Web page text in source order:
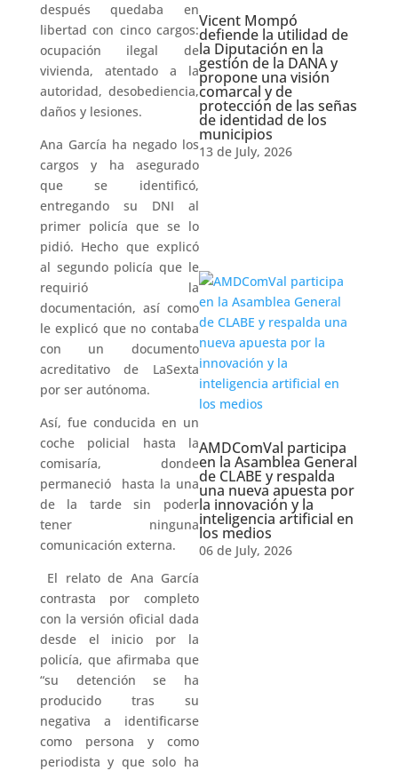
después quedaba en
libertad con cinco cargos:
ocupación ilegal de
vivienda, atentado a la
autoridad, desobediencia,
daños y lesiones.
Ana García ha negado los
cargos y ha asegurado
que se identificó,
entregando su DNI al
primer policía que se lo
pidió. Hecho que explicó
al segundo policía que le
requirió la
documentación, así como
le explicó que no contaba
con un documento
acreditativo de LaSexta
por ser autónoma.
Así, fue conducida en un
coche policial hasta la
comisaría, donde
permaneció hasta la una
de la tarde sin poder
tener ninguna
comunicación externa.
El relato de Ana García
contrasta por completo
con la versión oficial dada
desde el inicio por la
policía, que afirmaba que
“su detención se ha
producido tras su
negativa a identificarse
como persona y como
periodista y que solo ha
Vicent Mompó
defiende la utilidad de
la Diputación en la
gestión de la DANA y
propone una visión
comarcal y de
protección de las señas
de identidad de los
municipios
13 de July, 2026
AMDComVal participa
en la Asamblea General
de CLABE y respalda
una nueva apuesta por
la innovación y la
inteligencia artificial en
los medios
06 de July, 2026